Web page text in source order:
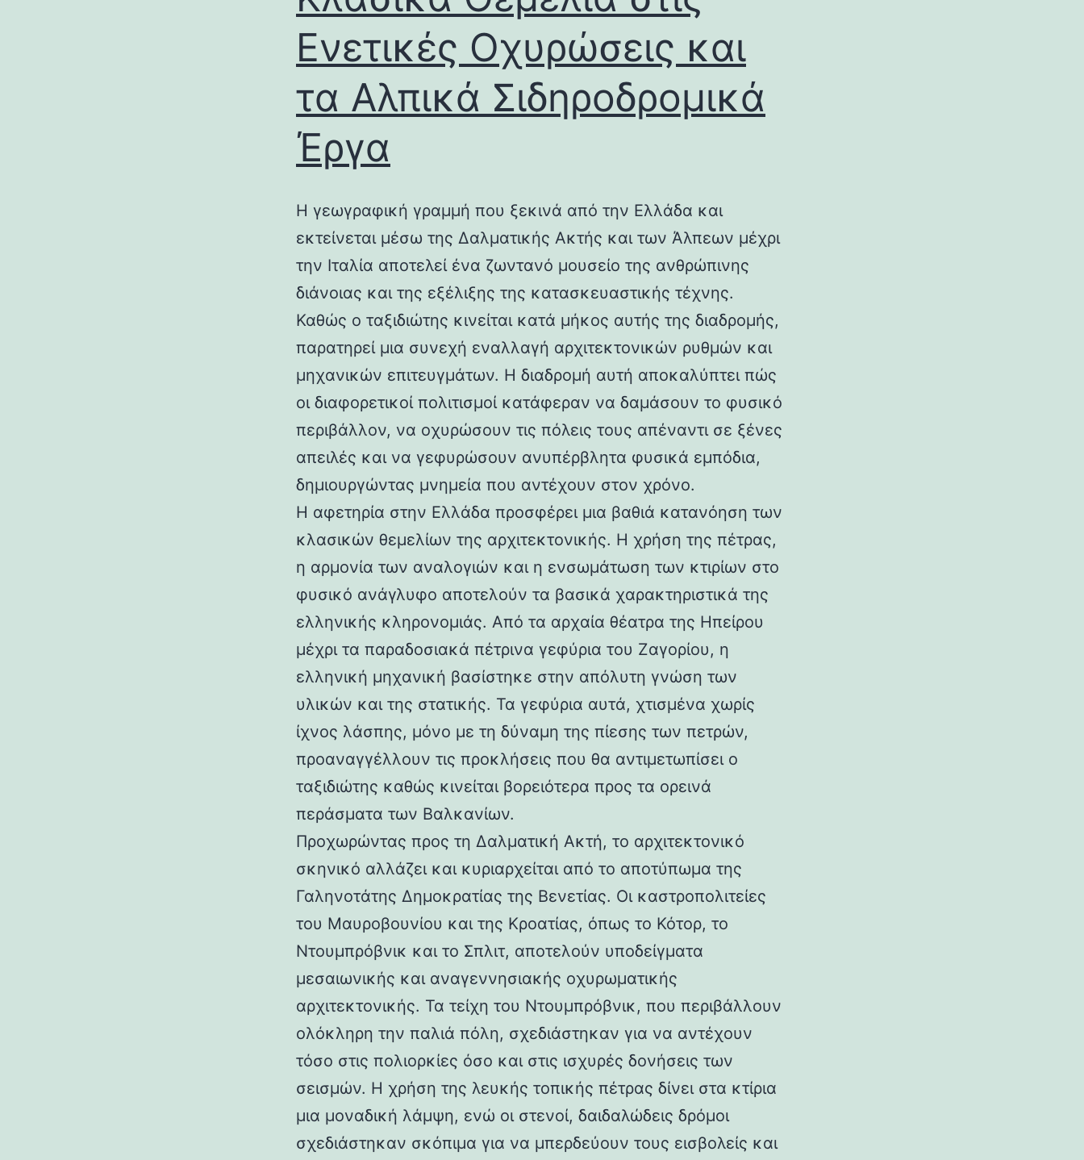
Ενετικές Οχυρώσεις και
τα Αλπικά Σιδηροδρομικά
Έργα
Η γεωγραφική γραμμή που ξεκινά από την Ελλάδα και
εκτείνεται μέσω της Δαλματικής Ακτής και των Άλπεων μέχρι
την Ιταλία αποτελεί ένα ζωντανό μουσείο της ανθρώπινης
διάνοιας και της εξέλιξης της κατασκευαστικής τέχνης.
Καθώς ο ταξιδιώτης κινείται κατά μήκος αυτής της διαδρομής,
παρατηρεί μια συνεχή εναλλαγή αρχιτεκτονικών ρυθμών και
μηχανικών επιτευγμάτων. Η διαδρομή αυτή αποκαλύπτει πώς
οι διαφορετικοί πολιτισμοί κατάφεραν να δαμάσουν το φυσικό
περιβάλλον, να οχυρώσουν τις πόλεις τους απέναντι σε ξένες
απειλές και να γεφυρώσουν ανυπέρβλητα φυσικά εμπόδια,
δημιουργώντας μνημεία που αντέχουν στον χρόνο.
Η αφετηρία στην Ελλάδα προσφέρει μια βαθιά κατανόηση των
κλασικών θεμελίων της αρχιτεκτονικής. Η χρήση της πέτρας,
η αρμονία των αναλογιών και η ενσωμάτωση των κτιρίων στο
φυσικό ανάγλυφο αποτελούν τα βασικά χαρακτηριστικά της
ελληνικής κληρονομιάς. Από τα αρχαία θέατρα της Ηπείρου
μέχρι τα παραδοσιακά πέτρινα γεφύρια του Ζαγορίου, η
ελληνική μηχανική βασίστηκε στην απόλυτη γνώση των
υλικών και της στατικής. Τα γεφύρια αυτά, χτισμένα χωρίς
ίχνος λάσπης, μόνο με τη δύναμη της πίεσης των πετρών,
προαναγγέλλουν τις προκλήσεις που θα αντιμετωπίσει ο
ταξιδιώτης καθώς κινείται βορειότερα προς τα ορεινά
περάσματα των Βαλκανίων.
Προχωρώντας προς τη Δαλματική Ακτή, το αρχιτεκτονικό
σκηνικό αλλάζει και κυριαρχείται από το αποτύπωμα της
Γαληνοτάτης Δημοκρατίας της Βενετίας. Οι καστροπολιτείες
του Μαυροβουνίου και της Κροατίας, όπως το Κότορ, το
Ντουμπρόβνικ και το Σπλιτ, αποτελούν υποδείγματα
μεσαιωνικής και αναγεννησιακής οχυρωματικής
αρχιτεκτονικής. Τα τείχη του Ντουμπρόβνικ, που περιβάλλουν
ολόκληρη την παλιά πόλη, σχεδιάστηκαν για να αντέχουν
τόσο στις πολιορκίες όσο και στις ισχυρές δονήσεις των
σεισμών. Η χρήση της λευκής τοπικής πέτρας δίνει στα κτίρια
μια μοναδική λάμψη, ενώ οι στενοί, δαιδαλώδεις δρόμοι
σχεδιάστηκαν σκόπιμα για να μπερδεύουν τους εισβολείς και